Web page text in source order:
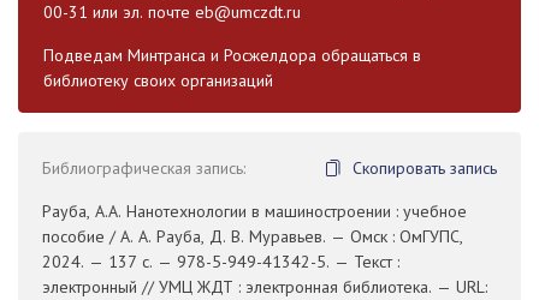
00-31 или эл. почте eb@umczdt.ru
Подведам Минтранса и Росжелдора обращаться в
библиотеку своих организаций
Библиографическая запись:
Скопировать запись
Рауба, А.А. Нанотехнологии в машиностроении : учебное
пособие / А. А. Рауба, Д. В. Муравьев. — Омск : ОмГУПС,
2024. — 137 с. — 978-5-949-41342-5. — Текст :
электронный // УМЦ ЖДТ : электронная библиотека. — URL: